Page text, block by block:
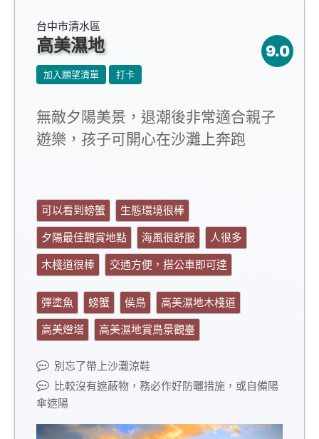
台中市清水區
高美濕地 9.0
加入願望清單 打卡
無敵夕陽美景，退潮後非常適合親子
遊樂，孩子可開心在沙灘上奔跑
可以看到螃蟹
生態環境很棒
夕陽最佳觀賞地點
海風很舒服
人很多
木棧道很棒
交通方便，搭公車即可達
彈塗魚 螃蟹 侯鳥
高美濕地木棧道
高美燈塔
高美濕地賞鳥景觀臺
別忘了帶上沙灘涼鞋
比較沒有遮蔽物，務必作好防曬措施，或自備陽
傘遮陽